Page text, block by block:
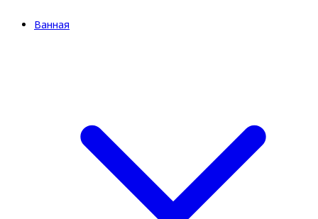
Ванная